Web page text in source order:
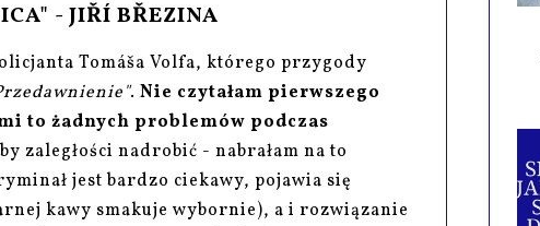
- JIŘÍ BŘEZINA
Tomáša Volfa, którego przygody
. Nie czytałam pierwszego
to żadnych problemów podczas
zaległości nadrobić - nabrałam na to
jest bardzo ciekawy, pojawia się
kawy smakuje wybornie), a i rozwiązanie